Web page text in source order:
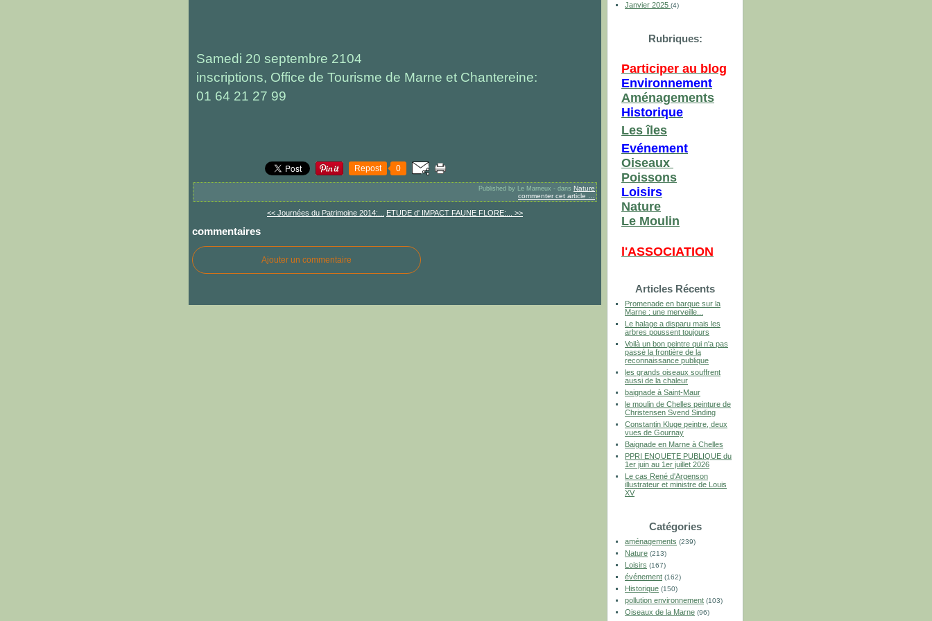
Samedi 20 septembre 2104
inscriptions, Office de Tourisme de Marne et Chantereine:
01 64 21 27 99
Repost 0
Published by Le Marneux - dans Nature
commenter cet article
<< Journées du Patrimoine 2014:... ETUDE d' IMPACT FAUNE FLORE:... >>
commentaires
Ajouter un commentaire
Janvier 2025 (4)
Rubriques:
Participer au blog
Environnement
Aménagements
Historique
Les îles
Evénement
Oiseaux
Poissons
Loisirs
Nature
Le Moulin
l'ASSOCIATION
Articles Récents
Promenade en barque sur la
Marne : une merveille...
Le halage a disparu mais les
arbres poussent toujours
Voilà un bon peintre qui n'a pas
passé la frontière de la
reconnaissance publique
les grands oiseaux souffrent
aussi de la chaleur
baignade à Saint-Maur
le moulin de Chelles peinture de
Christensen Svend Sinding
Constantin Kluge peintre, deux
vues de Gournay
Baignade en Marne à Chelles
PPRI ENQUETE PUBLIQUE du
1er juin au 1er juillet 2026
Le cas René d'Argenson
illustrateur et ministre de Louis
XV
Catégories
aménagements (239)
Nature (213)
Loisirs (167)
événement (162)
Historique (150)
pollution environnement (103)
Oiseaux de la Marne (96)